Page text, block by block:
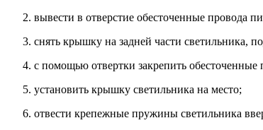
вывести в отверстие обесточенные провода
снять крышку на задней части светильника,
с помощью отвертки закрепить обесточенные
установить крышку светильника на место;
отвести крепежные пружины светильника